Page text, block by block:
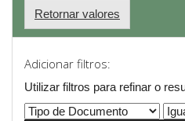
Retornar valores
Adicionar filtros:
Utilizar filtros para refinar o